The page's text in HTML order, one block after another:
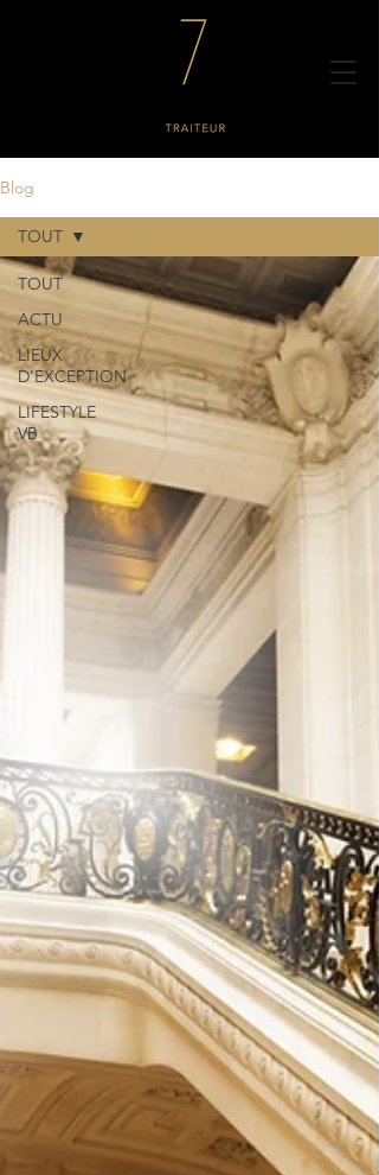
Blog
TOUT
ACTU
LIEUX
D'EXCEPTION
LIFESTYLE
VB
TOUT